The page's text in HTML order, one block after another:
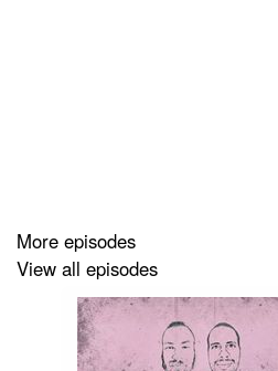
More episodes
View all episodes